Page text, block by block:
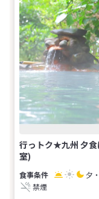
行っトク★九州 夕
室)
夕
禁煙